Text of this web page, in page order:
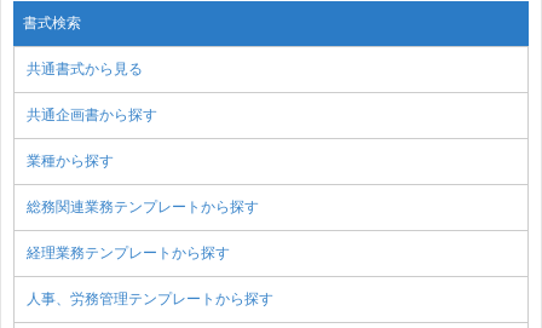
書式検索
共通書式から見る
共通企画書から探す
業種から探す
総務関連業務テンプレートから探す
経理業務テンプレートから探す
人事、労務管理テンプレートから探す